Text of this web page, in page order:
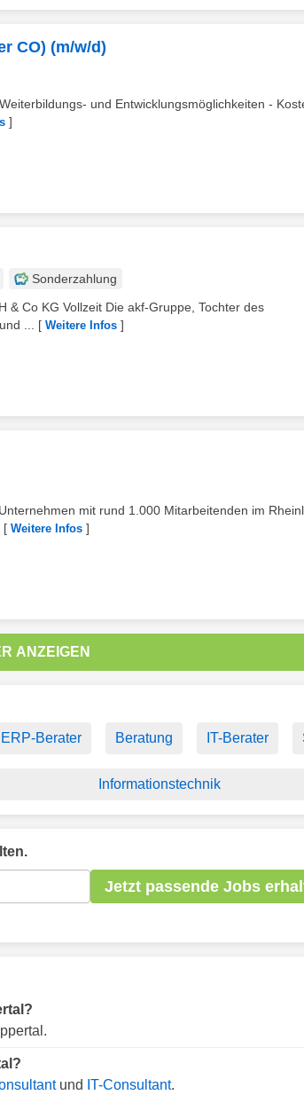
CO) (m/w/d)
und Entwicklungsmöglichkeiten -
]
Sonderzahlung
& Co KG Vollzeit Die akf-Gruppe, Tochter des
...
[ Weitere Infos ]
mit rund 1.000 Mitarbeitenden im
[ Weitere Infos ]
ANZEIGEN
ERP-Berater Beratung IT-Berater
Informationstechnik
Jetzt passende Jobs
und IT-Consultant.